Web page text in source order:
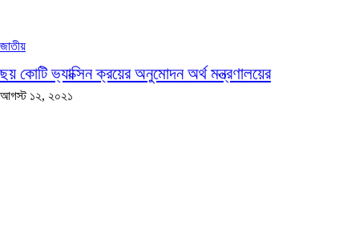
জাতীয়
ছয় কোটি ভ্যাক্সিন ক্রয়ের অনুমোদন অর্থ মন্ত্রণালয়ের
আগস্ট ১২, ২০২১